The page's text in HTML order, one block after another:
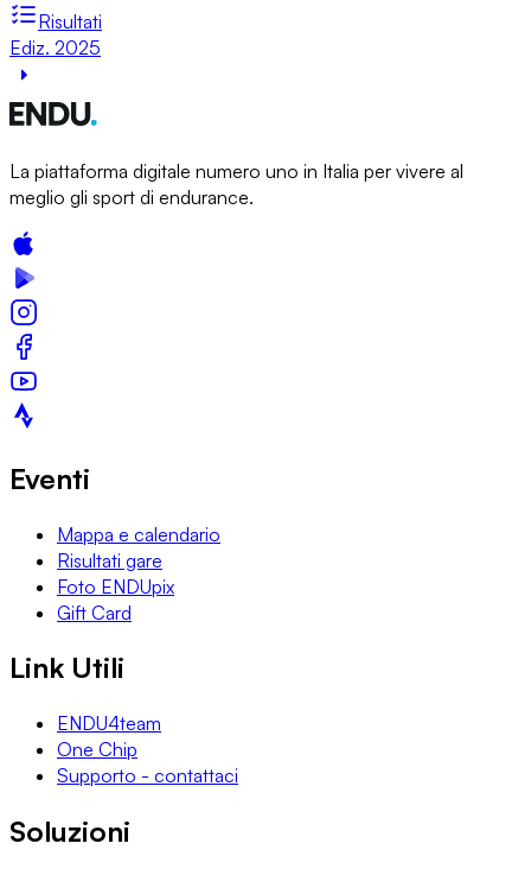
Risultati
Ediz. 2025
La piattaforma digitale numero uno in Italia per vivere al
meglio gli sport di endurance.
Eventi
Mappa e calendario
Risultati gare
Foto ENDUpix
Gift Card
Link Utili
ENDU4team
One Chip
Supporto - contattaci
Soluzioni